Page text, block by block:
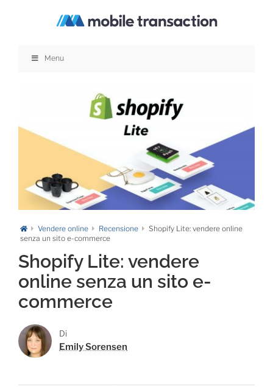
Menu
Vendere online Recensione
Shopify Lite: vendere online
senza un sito e-commerce
Shopify Lite: vendere
online senza un sito e-
commerce
Di
Emily Sorensen